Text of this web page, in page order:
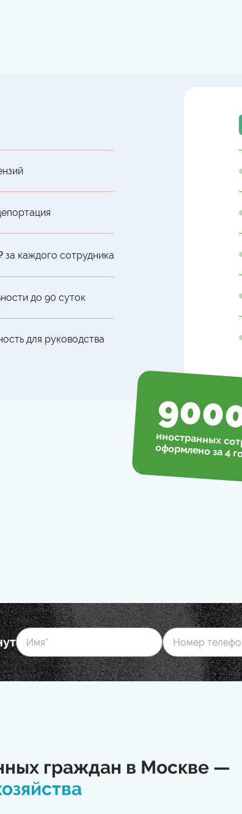
каждого сотрудника
до 90 суток
для руководства
иностранных
оформлено за 4
граждан в Москве —